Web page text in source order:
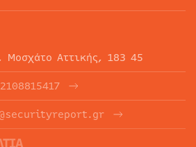
Αττικής, 183 45
2108815417